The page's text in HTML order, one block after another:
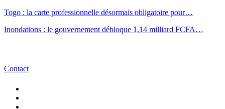
Togo : la carte professionnelle désormais obligatoire pour…
Inondations : le gouvernement débloque 1,14 milliard FCFA…
Contact